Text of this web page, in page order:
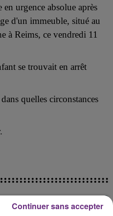
urgence absolue après
d'un immeuble, situé au
à Reims, ce vendredi 11
se trouvait en arrêt
quelles circonstances
Continuer sans accepter